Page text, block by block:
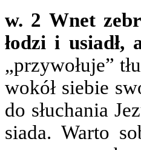
w. 2 Wnet
łodzi i usiadł,
„przywołuje”
wokół siebie
do słuchania
siada. Warto